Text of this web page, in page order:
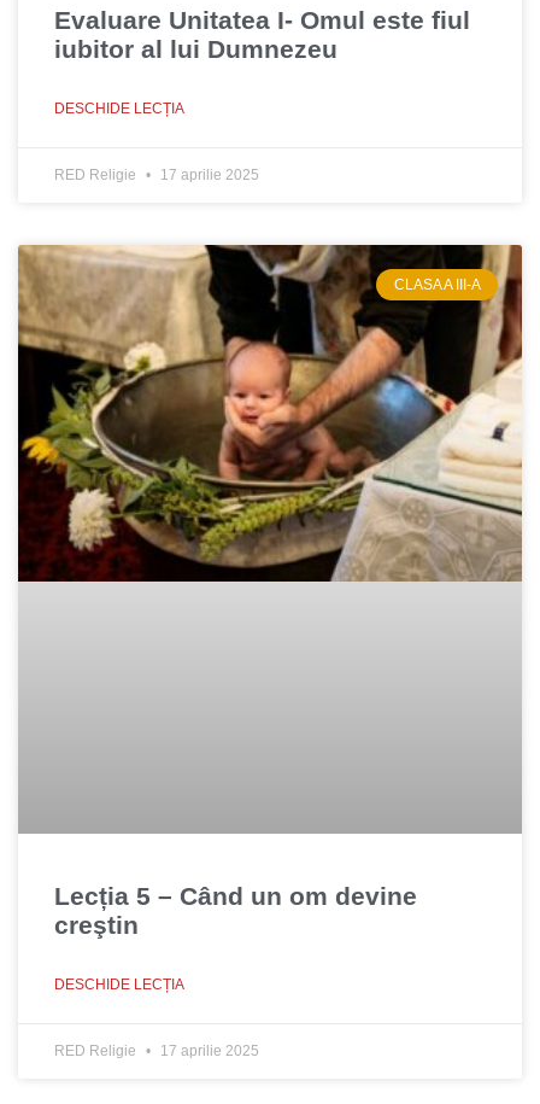
Evaluare Unitatea I- Omul este fiul
iubitor al lui Dumnezeu
DESCHIDE LECȚIA
RED Religie 17 aprilie 2025
CLASA A III-A
Lecția 5 – Când un om devine
creştin
DESCHIDE LECȚIA
RED Religie 17 aprilie 2025